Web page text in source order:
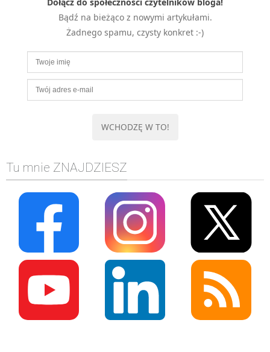
MOBILE
Android
KONTROLA WERSJI
SQL
EXCEL
BIZNES
PO GODZINACH
KONTAKT
Bądź na bieżąco z nowymi artykułami.
Żadnego spamu, czysty konkret :-)
Tu mnie ZNAJDZIESZ